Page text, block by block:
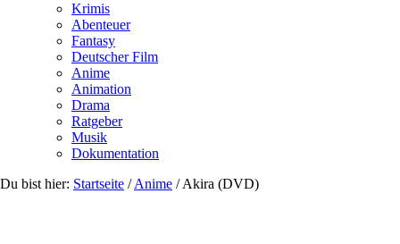
Krimis
Abenteuer
Fantasy
Deutscher Film
Anime
Animation
Drama
Ratgeber
Musik
Dokumentation
Du bist hier: Startseite / Anime /Akira (DVD)